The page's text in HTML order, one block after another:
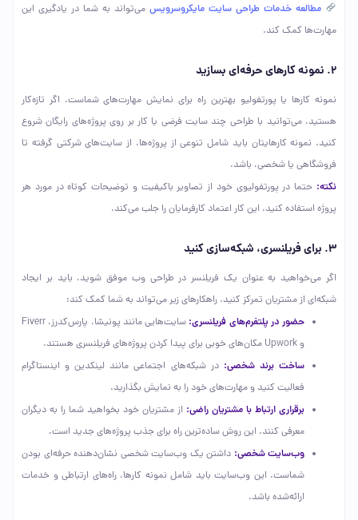
مطالعه خدمات طراحی سایت مایکروسرویسمی‌تواند به شما در یادگیری این
مهارت‌ها کمک کند.
۲. نمونه کارهای حرفه‌ای بسازید
نمونه کارها یا پورتفولیو بهترین راه برای نمایش مهارت‌های شماست. اگر تازه‌کار
هستید، می‌توانید با طراحی چند سایت فرضی یا کار بر روی پروژه‌های رایگان شروع
کنید. نمونه کارهایتان باید شامل تنوعی از پروژه‌ها، از سایت‌های شرکتی گرفته تا
فروشگاهی یا شخصی، باشد.
نکته: حتما در پورتفولیوی خود از تصاویر باکیفیت و توضیحات کوتاه در مورد هر
پروژه استفاده کنید. این کار اعتماد کارفرمایان را جلب می‌کند.
۳. برای فریلنسری، شبکه‌سازی کنید
اگر می‌خواهید به عنوان یک فریلنسر در طراحی وب موفق شوید، باید بر ایجاد
شبکه‌ای از مشتریان تمرکز کنید. راهکارهای زیر می‌تواند به شما کمک کند:
حضور در پلتفرم‌های فریلنسری:
سایت‌هایی مانند پونیشا، پارس‌کدرز، Fiverr
و Upwork مکان‌های خوبی برای پیدا کردن پروژه‌های فریلنسری هستند.
ساخت برند شخصی: در شبکه‌های اجتماعی مانند لینکدین و اینستاگرام
فعالیت کنید و مهارت‌های خود را به نمایش بگذارید.
برقراری ارتباط با مشتریان راضی: از مشتریان خود بخواهید شما را به دیگران
معرفی کنند. این روش ساده‌ترین راه برای جذب پروژه‌های جدید است.
وب‌سایت شخصی: داشتن یک وب‌سایت شخصی نشان‌دهنده حرفه‌ای بودن
شماست. این وب‌سایت باید شامل نمونه کارها، راه‌های ارتباطی و خدمات
ارائه‌شده باشد.